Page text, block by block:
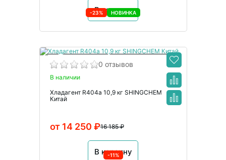
В корзину
-23% НОВИНКА
0 отзывов
В наличии
Хладагент R404a 10,9 кг SHINGCHEM
Китай
16 185 ₽
от 14 250 ₽
В корзину
-11%